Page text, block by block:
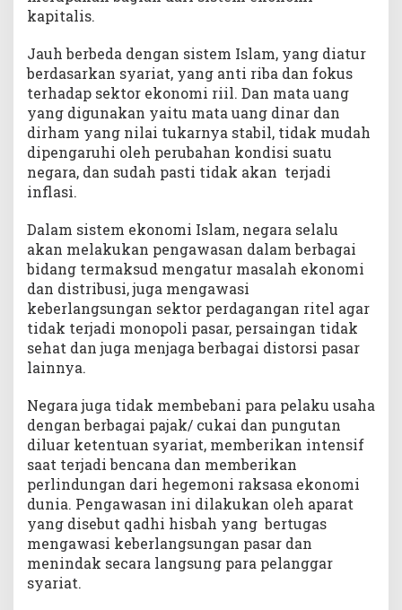
kapitalis.
Jauh berbeda dengan sistem Islam, yang diatur
berdasarkan syariat, yang anti riba dan fokus
terhadap sektor ekonomi riil. Dan mata uang
yang digunakan yaitu mata uang dinar dan
dirham yang nilai tukarnya stabil, tidak mudah
dipengaruhi oleh perubahan kondisi suatu
negara, dan sudah pasti tidak akan terjadi
inflasi.
Dalam sistem ekonomi Islam, negara selalu
akan melakukan pengawasan dalam berbagai
bidang termaksud mengatur masalah ekonomi
dan distribusi, juga mengawasi
keberlangsungan sektor perdagangan ritel agar
tidak terjadi monopoli pasar, persaingan tidak
sehat dan juga menjaga berbagai distorsi pasar
lainnya.
Negara juga tidak membebani para pelaku usaha
dengan berbagai pajak/ cukai dan pungutan
diluar ketentuan syariat, memberikan intensif
saat terjadi bencana dan memberikan
perlindungan dari hegemoni raksasa ekonomi
dunia. Pengawasan ini dilakukan oleh aparat
yang disebut qadhi hisbah yang bertugas
mengawasi keberlangsungan pasar dan
menindak secara langsung para pelanggar
syariat.